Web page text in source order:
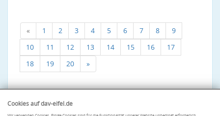
« 1 2 3 4 5 6 7 8
9
10
11 12 13 14 15 16
17
18
19 20 »
Cookies auf dav-eifel.de